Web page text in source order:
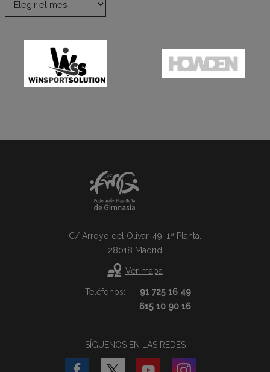
C/ Arroyo del Olivar, 49. 1ª Planta.
28018 Madrid
Ver mapa
Teléfonos:
91 725 16 49
615 10 90 16
SÍGUENOS EN LAS REDES